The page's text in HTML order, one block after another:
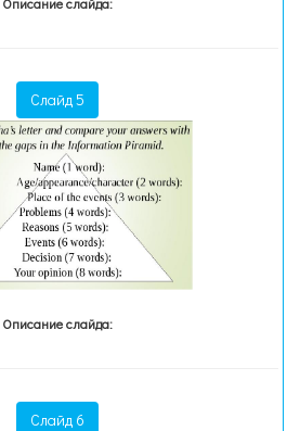
Слайд 5
Описание слайда:
Слайд 6